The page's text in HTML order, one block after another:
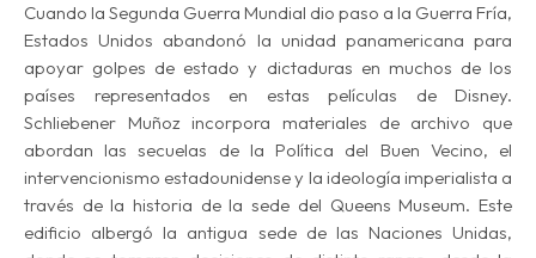
Cuando la Segunda Guerra Mundial dio paso a la Guerra Fría,
Estados Unidos abandonó la unidad panamericana para
apoyar golpes de estado y dictaduras en muchos de los
países representados en estas películas de Disney.
Schliebener Muñoz incorpora materiales de archivo que
abordan las secuelas de la Política del Buen Vecino, el
intervencionismo estadounidense y la ideología imperialista a
través de la historia de la sede del Queens Museum. Este
edificio albergó la antigua sede de las Naciones Unidas,